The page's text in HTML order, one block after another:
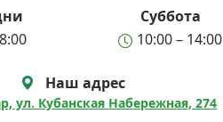
Суббота
10:00 – 14:00
Наш адрес
ул. Кубанская Набережная, 274